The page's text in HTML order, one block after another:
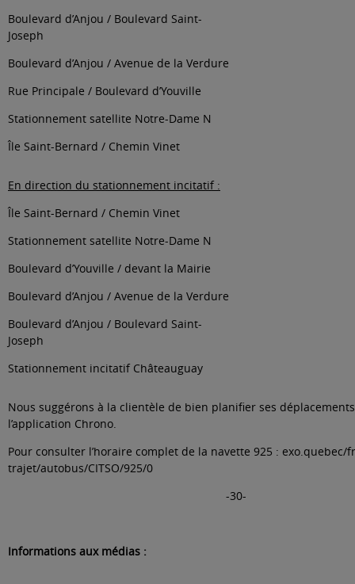
Boulevard d’Anjou / Boulevard Saint-
Joseph
Boulevard d’Anjou / Avenue de la Verdure
Rue Principale / Boulevard d’Youville
Stationnement satellite Notre-Dame N
Île Saint-Bernard / Chemin Vinet
En direction du stationnement incitatif :
Île Saint-Bernard / Chemin Vinet
Stationnement satellite Notre-Dame N
Boulevard d’Youville / devant la Mairie
Boulevard d’Anjou / Avenue de la Verdure
Boulevard d’Anjou / Boulevard Saint-
Joseph
Stationnement incitatif Châteauguay
Nous suggérons à la clientèle de bien planifier ses
l’application Chrono.
Pour consulter l’horaire complet de la navette 925 : exo.quebec/
trajet/autobus/CITSO/925/0
-30-
Informations aux médias :